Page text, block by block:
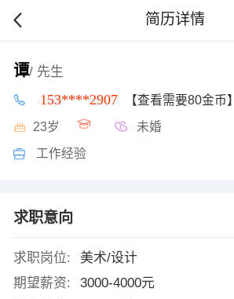
简历详情
谭/ 先生
153****2907 【查看需要80金币】
23岁 未婚
工作经验
求职意向
求职岗位:
美术/设计
期望薪资:
3000-4000元